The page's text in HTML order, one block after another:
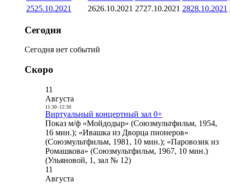
2525.10.2021 2626.10.2021 2727.10.2021 2828.10.2021
Сегодня
Сегодня нет событий
Скоро
11
Августа
11:30- 12:30
Виртуальный концертный зал 0+
Показ м/ф «Мойдодыр» (Союзмультфильм, 1954,
16 мин.); «Ивашка из Дворца пионеров»
(Союзмультфильм, 1981, 10 мин.); «Паровозик из
Ромашкова» (Союзмультфильм, 1967, 10 мин.)
(Ульяновой, 1, зал № 12)
11
Августа